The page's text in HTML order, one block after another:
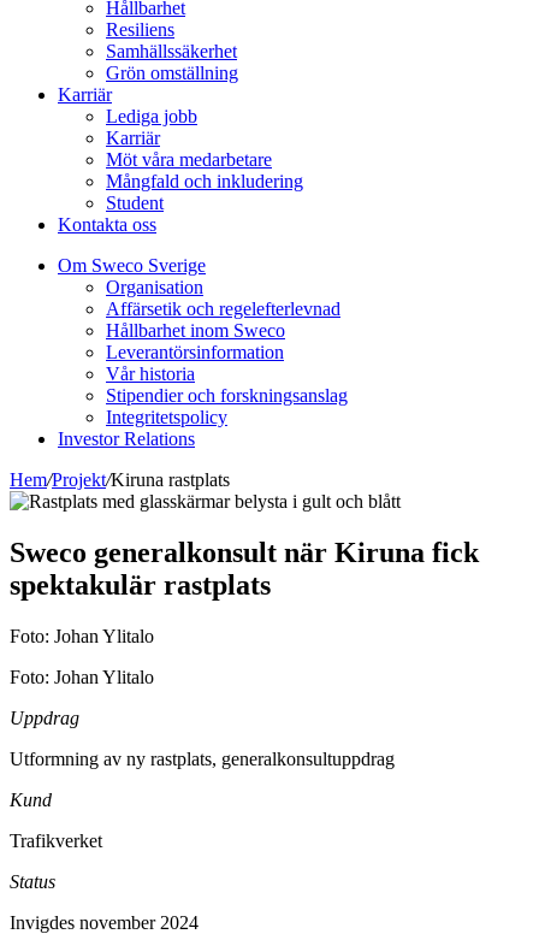
Hållbarhet
Resiliens
Samhällssäkerhet
Grön omställning
Karriär
Lediga jobb
Karriär
Möt våra medarbetare
Mångfald och inkludering
Student
Kontakta oss
Om Sweco Sverige
Organisation
Affärsetik och regelefterlevnad
Hållbarhet inom Sweco
Leverantörsinformation
Vår historia
Stipendier och forskningsanslag
Integritetspolicy
Investor Relations
Hem/Projekt/Kiruna rastplats
Sweco generalkonsult när Kiruna fick
spektakulär rastplats
Foto: Johan Ylitalo
Foto: Johan Ylitalo
Uppdrag
Utformning av ny rastplats, generalkonsultuppdrag
Kund
Trafikverket
Status
Invigdes november 2024